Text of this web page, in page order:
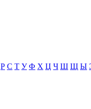
Р С Т У Ф Х Ц Ч Ш Щ Ы